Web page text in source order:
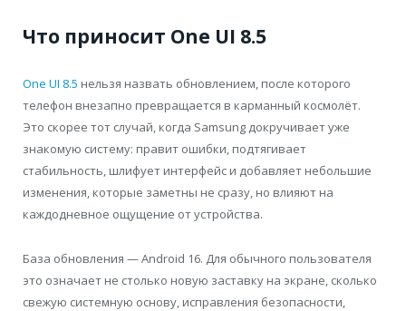
Что приносит One UI 8.5
One UI 8.5 нельзя назвать обновлением, после которого
телефон внезапно превращается в карманный космолёт.
Это скорее тот случай, когда Samsung докручивает уже
знакомую систему: правит ошибки, подтягивает
стабильность, шлифует интерфейс и добавляет небольшие
изменения, которые заметны не сразу, но влияют на
каждодневное ощущение от устройства.
База обновления — Android 16. Для обычного пользователя
это означает не столько новую заставку на экране, сколько
свежую системную основу, исправления безопасности,